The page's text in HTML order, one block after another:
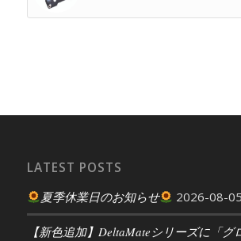
LATEST POSTS
夏季休業日のお知らせ 2026-08-05
【新色追加】DeltaMateシリーズに「グ